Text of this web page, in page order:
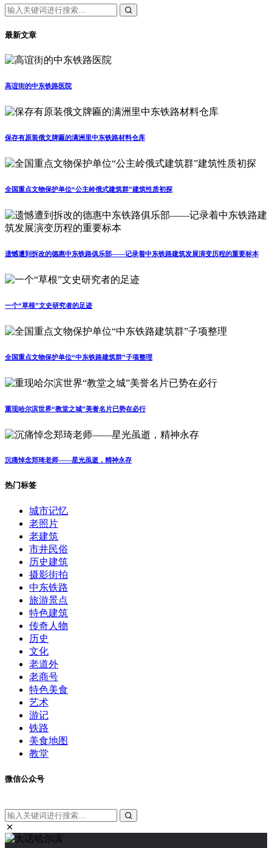
最新文章
高谊街的中东铁路医院
保存有原装俄文牌匾的满洲里中东铁路材料仓库
全国重点文物保护单位“公主岭俄式建筑群”建筑性质初探
遗憾遭到拆改的德惠中东铁路俱乐部——记录着中东铁路建筑发展演变历程的重要标本
一个“草根”文史研究者的足迹
全国重点文物保护单位“中东铁路建筑群”子项整理
重现哈尔滨世界“教堂之城”美誉名片已势在必行
沉痛悼念郑琦老师——星光虽逝，精神永存
热门标签
城市记忆
老照片
老建筑
市井民俗
历史建筑
摄影街拍
中东铁路
旅游景点
特色建筑
传奇人物
历史
文化
老道外
老商号
特色美食
艺术
游记
铁路
美食地图
教堂
微信公众号